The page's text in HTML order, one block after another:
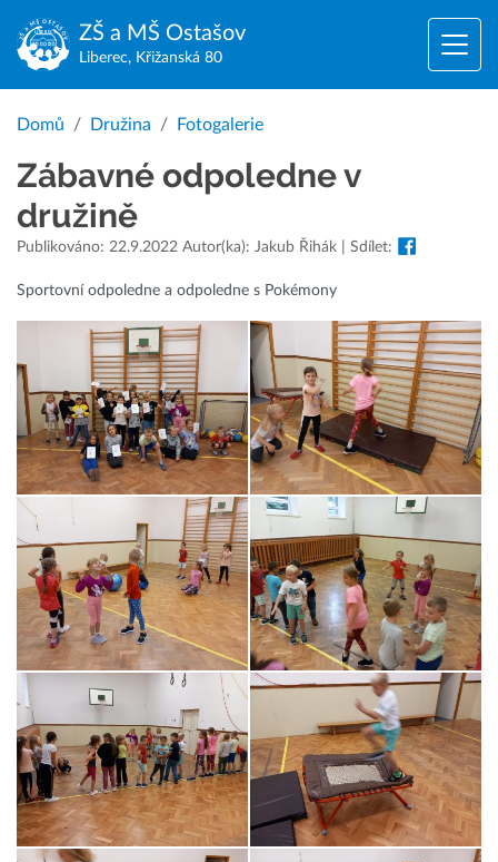
ZŠ a MŠ Ostašov
Liberec, Křižanská 80
Domů Družina Fotogalerie
Zábavné odpoledne v
družině
Publikováno: 22.9.2022 Autor(ka): Jakub Řihák | Sdílet:
Sportovní odpoledne a odpoledne s Pokémony